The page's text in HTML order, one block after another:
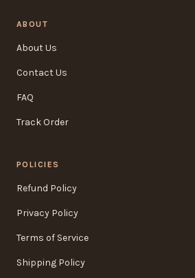
ABOUT
About Us
Contact Us
FAQ
Track Order
POLICIES
Refund Policy
Privacy Policy
Terms of Service
Shipping Policy